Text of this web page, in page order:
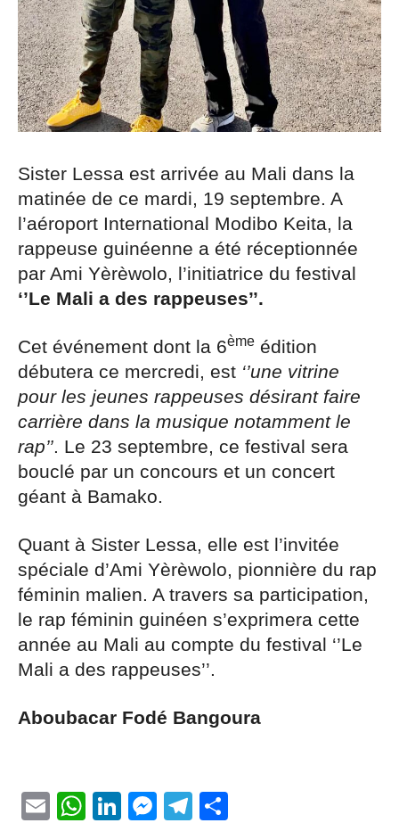
Sister Lessa est arrivée au Mali dans la
matinée de ce mardi, 19 septembre. A
l’aéroport International Modibo Keita, la
rappeuse guinéenne a été réceptionnée
par Ami Yèrèwolo, l’initiatrice du festival
‘’Le Mali a des rappeuses’’.
Cet événement dont la 6ème édition
débutera ce mercredi, est ‘’une vitrine
pour les jeunes rappeuses désirant faire
carrière dans la musique notamment le
rap’’. Le 23 septembre, ce festival sera
bouclé par un concours et un concert
géant à Bamako.
Quant à Sister Lessa, elle est l’invitée
spéciale d’Ami Yèrèwolo, pionnière du rap
féminin malien. A travers sa participation,
le rap féminin guinéen s’exprimera cette
année au Mali au compte du festival ‘’Le
Mali a des rappeuses’’.
Aboubacar Fodé Bangoura
EmailWhatsApp
LinkedIn
Messenger
Telegram